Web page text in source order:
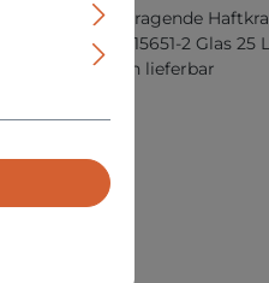
hervorragende
extern/EN 15651-2 Glas 25
vielen Farben lieferbar